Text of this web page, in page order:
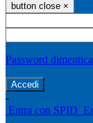
button close ×
Password
-
Entra con SPID